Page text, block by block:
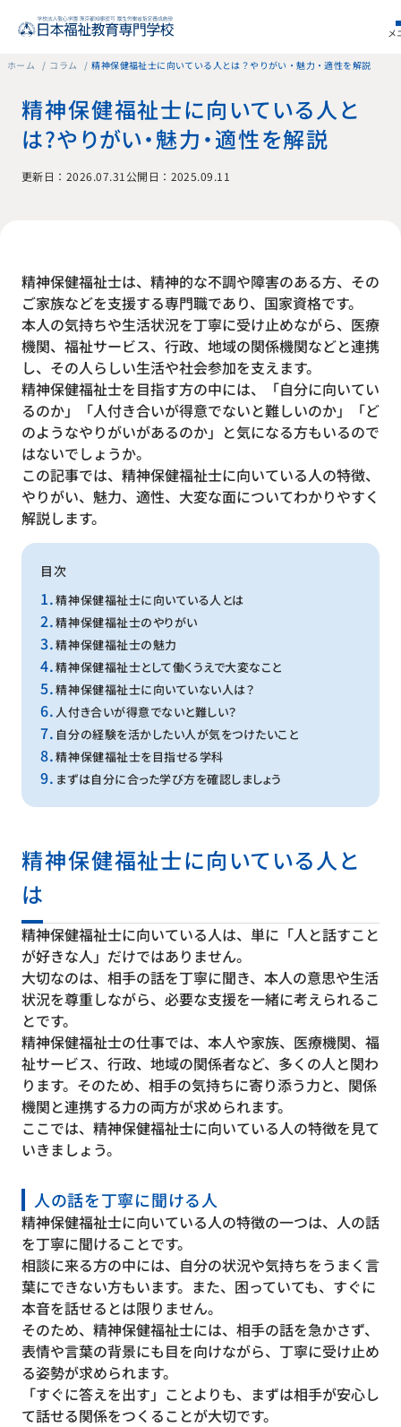
メ
ホーム コラム 精神保健福祉士に向いている人とは？やりがい・魅力・適性を解説
精神保健福祉士に向いている人と
は？やりがい・魅力・適性を解説
更新日：2026.07.31 公開日：2025.09.11
精神保健福祉士は、精神的な不調や障害のある方、その
ご家族などを支援する専門職であり、国家資格です。
本人の気持ちや生活状況を丁寧に受け止めながら、医療
機関、福祉サービス、行政、地域の関係機関などと連携
し、その人らしい生活や社会参加を支えます。
精神保健福祉士を目指す方の中には、「自分に向いてい
るのか」「人付き合いが得意でないと難しいのか」「ど
のようなやりがいがあるのか」と気になる方もいるので
はないでしょうか。
この記事では、精神保健福祉士に向いている人の特徴、
やりがい、魅力、適性、大変な面についてわかりやすく
解説します。
目次
精神保健福祉士に向いている人とは
精神保健福祉士のやりがい
精神保健福祉士の魅力
精神保健福祉士として働くうえで大変なこと
精神保健福祉士に向いていない人は？
人付き合いが得意でないと難しい？
自分の経験を活かしたい人が気をつけたいこと
精神保健福祉士を目指せる学科
まずは自分に合った学び方を確認しましょう
精神保健福祉士に向いている人と
は
精神保健福祉士に向いている人は、単に「人と話すこと
が好きな人」だけではありません。
大切なのは、相手の話を丁寧に聞き、本人の意思や生活
状況を尊重しながら、必要な支援を一緒に考えられるこ
とです。
精神保健福祉士の仕事では、本人や家族、医療機関、福
祉サービス、行政、地域の関係者など、多くの人と関わ
ります。そのため、相手の気持ちに寄り添う力と、関係
機関と連携する力の両方が求められます。
ここでは、精神保健福祉士に向いている人の特徴を見て
いきましょう。
人の話を丁寧に聞ける人
精神保健福祉士に向いている人の特徴の一つは、人の話
を丁寧に聞けることです。
相談に来る方の中には、自分の状況や気持ちをうまく言
葉にできない方もいます。また、困っていても、すぐに
本音を話せるとは限りません。
そのため、精神保健福祉士には、相手の話を急かさず、
表情や言葉の背景にも目を向けながら、丁寧に受け止め
る姿勢が求められます。
「すぐに答えを出す」ことよりも、まずは相手が安心し
て話せる関係をつくることが大切です。